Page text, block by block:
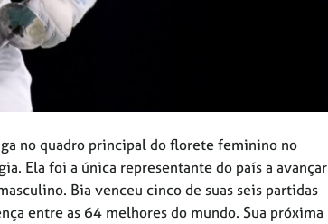
no quadro principal do florete feminino no
Ela foi a única representante do país a avançar
Bia venceu cinco de suas seis partidas
entre as 64 melhores do mundo. Sua próxima